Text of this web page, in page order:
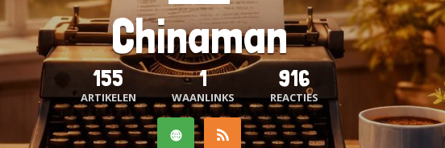
Chinaman
155
ARTIKELEN
1
WAANLINKS
916
REACTIES